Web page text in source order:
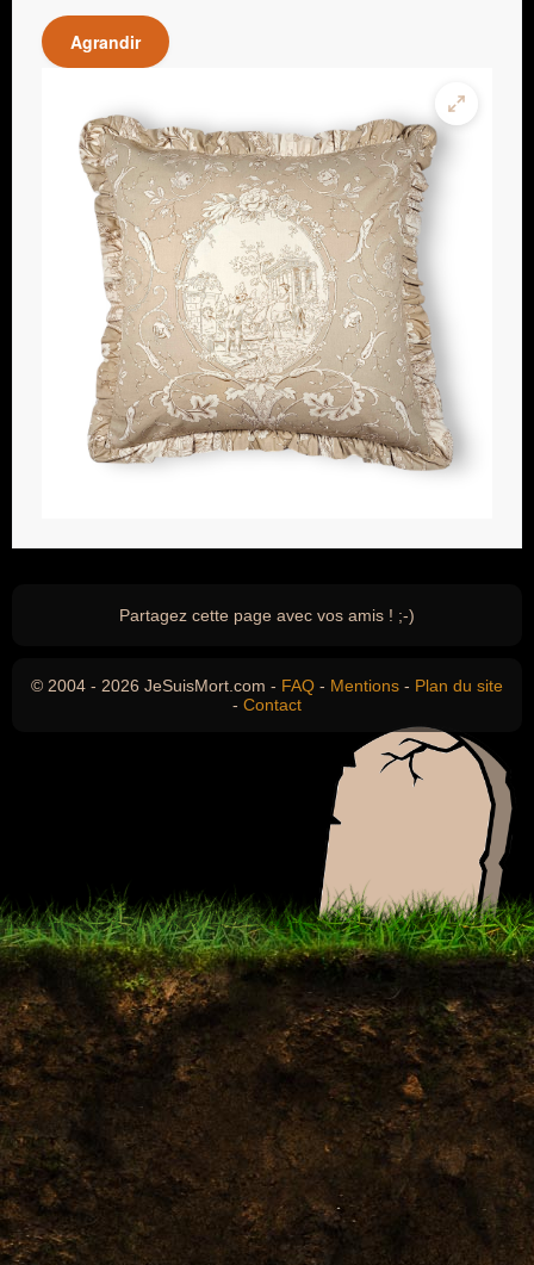
Agrandir
Partagez cette page avec vos amis ! ;-)
© 2004 - 2026 JeSuisMort.com - FAQ - Mentions - Plan du site
- Contact